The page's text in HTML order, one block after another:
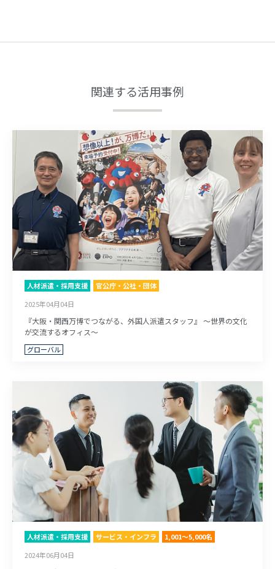
関連する活用事例
人材派遣・採用支援
官公庁・公社・団体
2025年04月04日
『大阪・関西万博でつながる、外国人派遣スタッフ』 ～世界の文化
が交流するオフィス～
グローバル
人材派遣・採用支援 サービス・インフラ
1,001～5,000名
2024年06月04日